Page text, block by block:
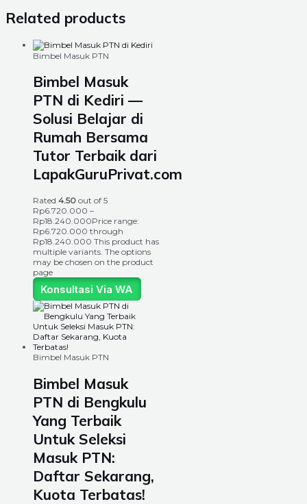
Related products
Bimbel Masuk PTN
Bimbel Masuk
PTN di Kediri —
Solusi Belajar di
Rumah Bersama
Tutor Terbaik dari
LapakGuruPrivat.com
Rated 4.50 out of 5
Rp6.720.000 –
Rp18.240.000Price range:
Rp6.720.000 through
Rp18.240.000 This product has
multiple variants. The options
may be chosen on the product
page
Konsultasi Via WA
Bimbel Masuk PTN
Bimbel Masuk
PTN di Bengkulu
Yang Terbaik
Untuk Seleksi
Masuk PTN:
Daftar Sekarang,
Kuota Terbatas!